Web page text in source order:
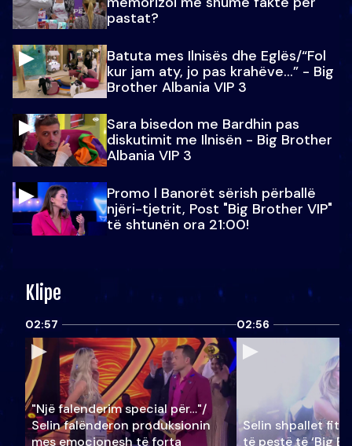
pastat?
Batuta mes Ilnisës dhe Eglës/“Fol
kur jam aty, jo pas krahëve…” - Big
Brother Albania VIP 3
Sara bisedon me Bardhin pas
diskutimit me Ilnisën - Big Brother
Albania VIP 3
Promo l Banorët sërish përballë
njëri-tjetrit, Post "Big Brother VIP"
të shtunën ora 21:00!
Klipe
02:57
"Një falenderim special për…"/
Selin falënderon produksionin
mes emocionesh të forta
02:56
Selin shpallet
të pestë të ‘Big